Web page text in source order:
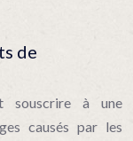
de
souscrire à une
causés par les